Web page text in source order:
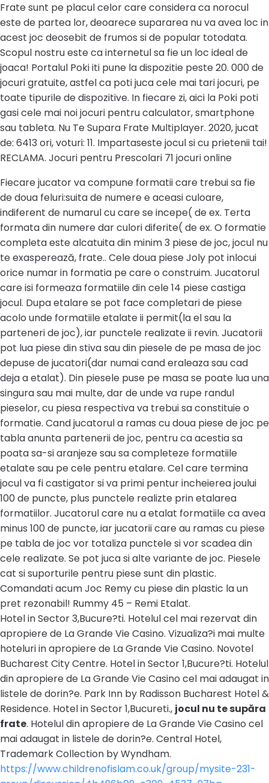
Frate sunt pe placul celor care considera ca norocul
este de partea lor, deoarece supararea nu va avea loc in
acest joc deosebit de frumos si de popular totodata.
Scopul nostru este ca internetul sa fie un loc ideal de
joaca! Portalul Poki iti pune la dispozitie peste 20. 000 de
jocuri gratuite, astfel ca poti juca cele mai tari jocuri, pe
toate tipurile de dispozitive. In fiecare zi, aici la Poki poti
gasi cele mai noi jocuri pentru calculator, smartphone
sau tableta. Nu Te Supara Frate Multiplayer. 2020, jucat
de: 6413 ori, voturi: 11. Impartaseste jocul si cu prietenii tai!
RECLAMA. Jocuri pentru Prescolari 71 jocuri online
Fiecare jucator va compune formatii care trebui sa fie
de doua feluri:suita de numere e aceasi culoare,
indiferent de numarul cu care se incepe( de ex. Terta
formata din numere dar culori diferite( de ex. O formatie
completa este alcatuita din minim 3 piese de joc, jocul nu
te exasperează, frate.. Cele doua piese Joly pot inlocui
orice numar in formatia pe care o construim. Jucatorul
care isi formeaza formatiile din cele 14 piese castiga
jocul. Dupa etalare se pot face completari de piese
acolo unde formatiile etalate ii permit(la el sau la
parteneri de joc), iar punctele realizate ii revin. Jucatorii
pot lua piese din stiva sau din piesele de pe masa de joc
depuse de jucatori(dar numai cand eraleaza sau cad
deja a etalat). Din piesele puse pe masa se poate lua una
singura sau mai multe, dar de unde va rupe randul
pieselor, cu piesa respectiva va trebui sa constituie o
formatie. Cand jucatorul a ramas cu doua piese de joc pe
tabla anunta partenerii de joc, pentru ca acestia sa
poata sa-si aranjeze sau sa completeze formatiile
etalate sau pe cele pentru etalare. Cel care termina
jocul va fi castigator si va primi pentur incheierea joului
100 de puncte, plus punctele realizte prin etalarea
formatiilor. Jucatorul care nu a etalat formatiile ca avea
minus 100 de puncte, iar jucatorii care au ramas cu piese
pe tabla de joc vor totaliza punctele si vor scadea din
cele realizate. Se pot juca si alte variante de joc. Piesele
cat si suporturile pentru piese sunt din plastic.
Comandati acum Joc Remy cu piese din plastic la un
pret rezonabil! Rummy 45 – Remi Etalat.
Hotel in Sector 3,Bucure?ti. Hotelul cel mai rezervat din
apropiere de La Grande Vie Casino. Vizualiza?i mai multe
hoteluri in apropiere de La Grande Vie Casino. Novotel
Bucharest City Centre. Hotel in Sector 1,Bucure?ti. Hotelul
din apropiere de La Grande Vie Casino cel mai adaugat in
listele de dorin?e. Park Inn by Radisson Bucharest Hotel &
Residence. Hotel in Sector 1,Bucureti., jocul nu te supăra
frate. Hotelul din apropiere de La Grande Vie Casino cel
mai adaugat in listele de dorin?e. Central Hotel,
Trademark Collection by Wyndham.
https://www.childrenofislam.co.uk/group/mysite-231-